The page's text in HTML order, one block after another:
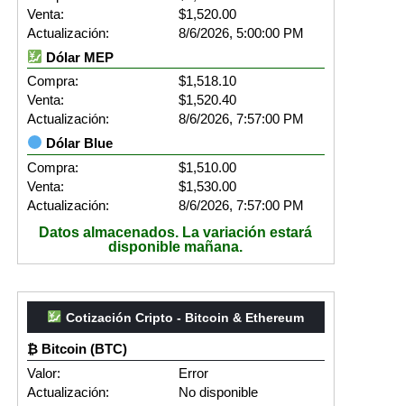
Venta:
$1,520.00
Actualización:
8/6/2026, 5:00:00 PM
Dólar MEP
Compra:
$1,518.10
Venta:
$1,520.40
Actualización:
8/6/2026, 7:57:00 PM
Dólar Blue
Compra:
$1,510.00
Venta:
$1,530.00
Actualización:
8/6/2026, 7:57:00 PM
Datos almacenados. La variación estará
disponible mañana.
Cotización Cripto - Bitcoin & Ethereum
₿ Bitcoin (BTC)
Valor:
Error
Actualización:
No disponible